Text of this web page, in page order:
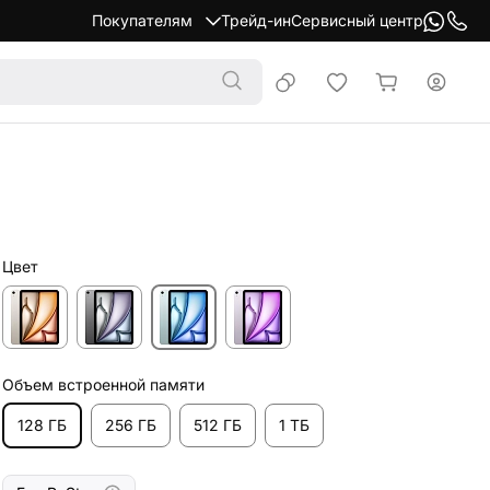
Покупателям Трейд-инСервисный центр
Цвет
Объем встроенной памяти
128 ГБ 256 ГБ 512 ГБ 1 ТБ